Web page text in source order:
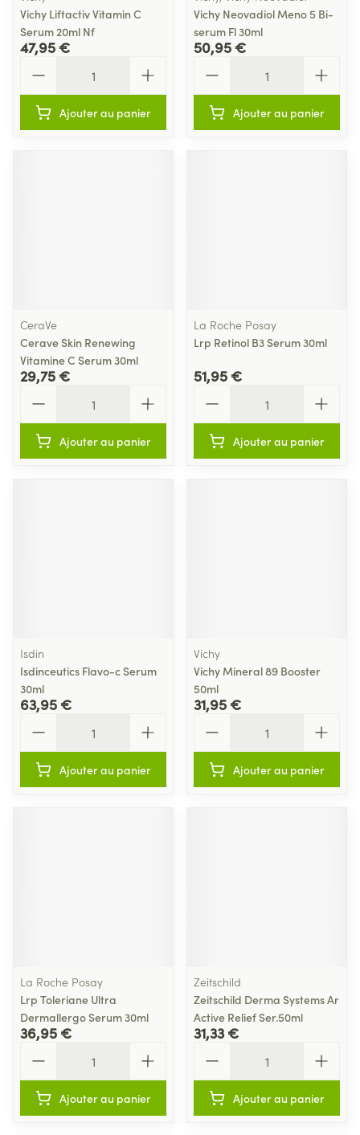
Vichy Liftactiv Vitamin C
Serum 20ml Nf
47,95 €
Ajouter au panier
Vichy Neovadiol Meno 5 Bi-
serum Fl 30ml
50,95 €
Ajouter au panier
CeraVe
Cerave Skin Renewing
Vitamine C Serum 30ml
29,75 €
Ajouter au panier
La Roche Posay
Lrp Retinol B3 Serum 30ml
51,95 €
Ajouter au panier
Isdin
Isdinceutics Flavo-c Serum
30ml
63,95 €
Ajouter au panier
Vichy
Vichy Mineral 89 Booster
50ml
31,95 €
Ajouter au panier
La Roche Posay
Lrp Toleriane Ultra
Dermallergo Serum 30ml
36,95 €
Ajouter au panier
Zeitschild
Zeitschild Derma Systems Ar
Active Relief Ser.50ml
31,33 €
Ajouter au panier